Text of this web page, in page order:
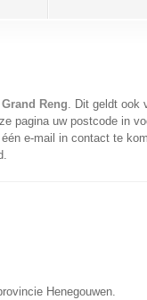
Reng. Dit geldt ook
pagina uw postcode in
e-mail in contact te
Henegouwen.